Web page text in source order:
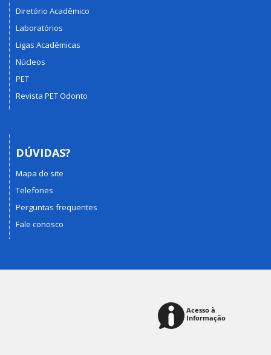
Diretório Acadêmico
Laboratórios
Ligas Acadêmicas
Núcleos
PET
Revista PET Odonto
DÚVIDAS?
Mapa do site
Telefones
Perguntas frequentes
Fale conosco